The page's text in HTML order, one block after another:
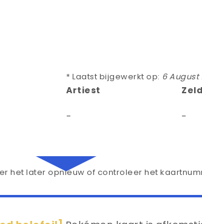
* Laatst bijgewerkt op: 6 August
Artiest
- -
het later opnieuw of controleer het